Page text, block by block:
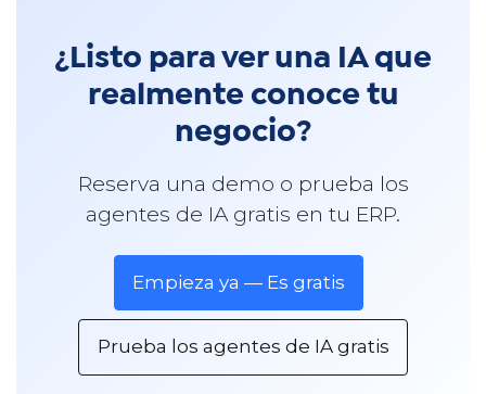
¿Listo para ver una IA que
realmente conoce tu
negocio?
Reserva una demo o prueba los
agentes de IA gratis en tu ERP.
Empieza ya — Es gratis
Prueba los agentes de IA gratis